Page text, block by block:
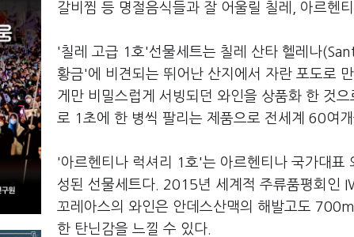
갈비찜 등 명절음식들과 잘 어울릴 칠레, 아르헨
'칠레 고급 1호'선물세트는 칠레 산타 헬레나
황금'에 비견되는 뛰어난 산지에서 자란 포도로
게만 비밀스럽게 서빙되던 와인을 상품화 한 것
로 1초에 한 병씩 팔리는 제품으로 전세계 60여
'아르헨티나 럭셔리 1호'는 아르헨티나 국가대
성된 선물세트다. 2015년 세계적 주류품평회인
꼬레아스의 와인은 안데스산맥의 해발고도
한 탄닌감을 느낄 수 있다.